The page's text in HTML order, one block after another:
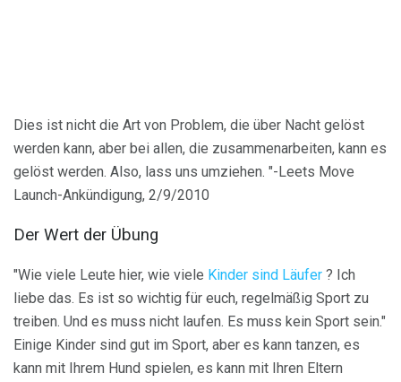
Dies ist nicht die Art von Problem, die über Nacht gelöst
werden kann, aber bei allen, die zusammenarbeiten, kann es
gelöst werden. Also, lass uns umziehen. "-Leets Move
Launch-Ankündigung, 2/9/2010
Der Wert der Übung
"Wie viele Leute hier, wie viele Kinder sind Läufer ? Ich
liebe das. Es ist so wichtig für euch, regelmäßig Sport zu
treiben. Und es muss nicht laufen. Es muss kein Sport sein."
Einige Kinder sind gut im Sport, aber es kann tanzen, es
kann mit Ihrem Hund spielen, es kann mit Ihren Eltern